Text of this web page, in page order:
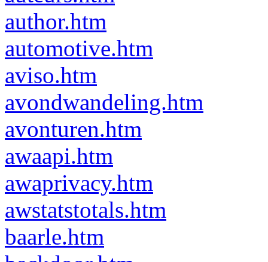
author.htm
automotive.htm
aviso.htm
avondwandeling.htm
avonturen.htm
awaapi.htm
awaprivacy.htm
awstatstotals.htm
baarle.htm